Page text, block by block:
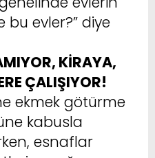
bu evler?” diye
KİRAYA,
ÇALIŞIYOR!
ekmek götürme
kabusla
esnaflar